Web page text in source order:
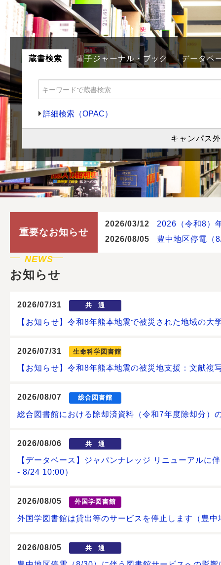
蔵書検索 電子ジャーナル・ブック データベ
詳細検索（OPAC）
キャンパス
重要なお知らせ
2026/03/12
2026（令和8）
2026/08/05
豊中地区停電（
NEWS
お知らせ
2026/07/31 共通
【お知らせ】令和8年熊本地震で被災された地域の大
2026/07/31 生命科学図書館
【お知らせ】令和8年熊本地震の被災地支援：文献複
2026/08/07 総合図書館
総合図書館における除却済資料（令和7年度除却分）
2026/08/06 共通
【データベース】ジャパンナレッジ リニューアルに
- 8/24 10:00）
2026/08/05 外国学図書館
外国学図書館は貸出等のサービスを停止します（豊
2026/08/05 共通